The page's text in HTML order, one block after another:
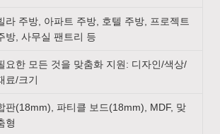
라 주방, 아파트 주방, 호텔 주방, 프로젝트
방, 사무실 팬트리 등
요한 모든 것을 맞춤화 지원: 디자인/색상/
료/크기
판(18mm), 파티클 보드(18mm), MDF, 맞
형